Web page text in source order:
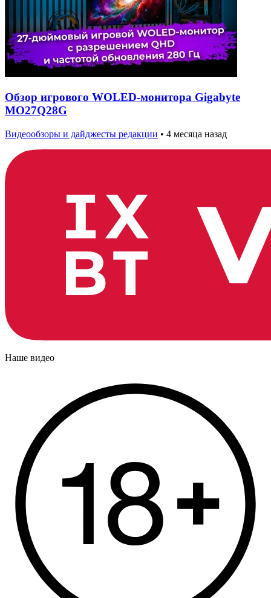
Обзор игрового WOLED-монитора Gigabyte
MO27Q28G
Видеообзоры и дайджесты редакции • 4 месяца назад
Наше видео